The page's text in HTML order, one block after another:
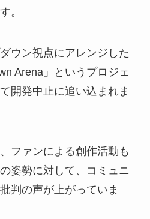
。
ウン視点にアレンジした
Arena」というプロジェ
開発中止に追い込まれま
ファンによる創作活動も
姿勢に対して、コミュニ
判の声が上がっていま